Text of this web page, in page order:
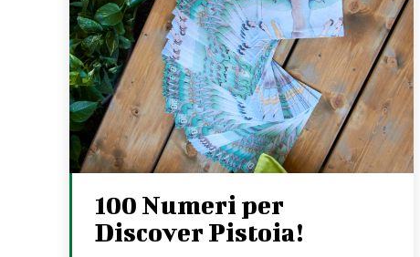
100 Numeri per
Discover Pistoia!